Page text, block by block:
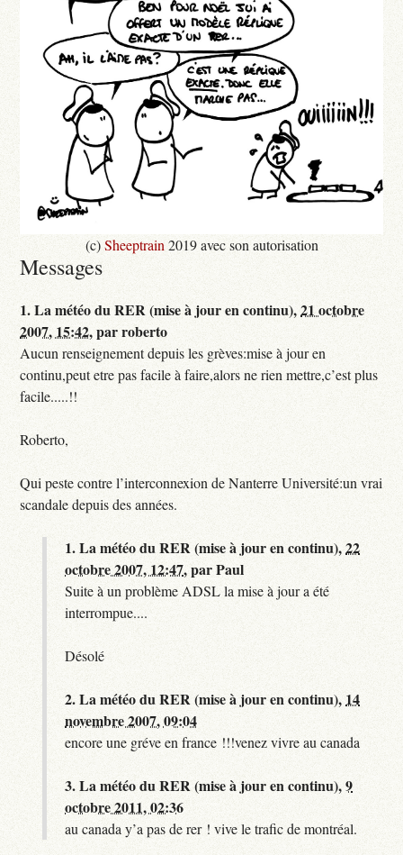
(c)Sheeptrain 2019 avec son autorisation
Messages
1.La météo du RER (mise à jour en continu),21 octobre
2007, 15:42,parroberto
Aucun renseignement depuis les grèves:mise à jour en
continu,peut etre pas facile à faire,alors ne rien mettre,c’est plus
facile.....!!
Roberto,
Qui peste contre l’interconnexion de Nanterre Université:un vrai
scandale depuis des années.
1.La météo du RER (mise à jour en continu),22
octobre 2007, 12:47,parPaul
Suite à un problème ADSL la mise à jour a été
interrompue....
Désolé
2.La météo du RER (mise à jour en continu), 14
novembre 2007, 09:04
encore une gréve en france !!!venez vivre au canada
3.La météo du RER (mise à jour en continu),9
octobre 2011, 02:36
au canada y’a pas de rer ! vive le trafic de montréal.